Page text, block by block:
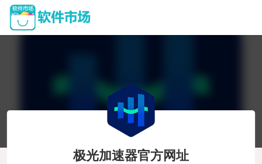
极光加速器官方网址